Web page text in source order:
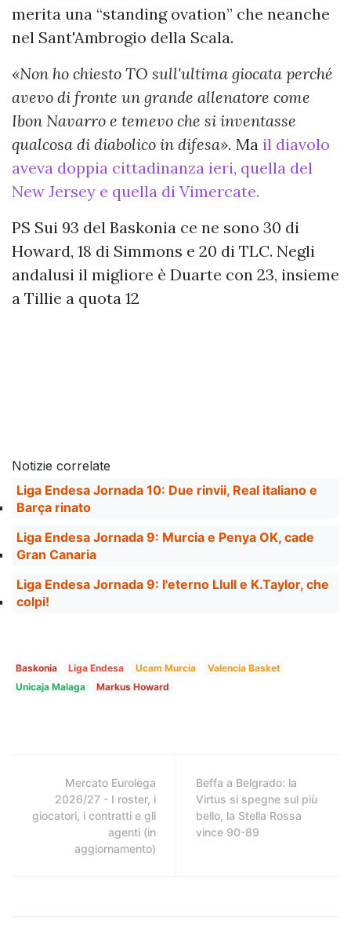
merita una “standing ovation” che neanche
nel Sant'Ambrogio della Scala.
«Non ho chiesto TO sull'ultima giocata perché
avevo di fronte un grande allenatore come
Ibon Navarro e temevo che si inventasse
qualcosa di diabolico in difesa». Ma il diavolo
aveva doppia cittadinanza ieri, quella del
New Jersey e quella di Vimercate.
PS Sui 93 del Baskonia ce ne sono 30 di
Howard, 18 di Simmons e 20 di TLC. Negli
andalusi il migliore è Duarte con 23, insieme
a Tillie a quota 12
Notizie correlate
Liga Endesa Jornada 10: Due rinvii, Real italiano e
Barça rinato
Liga Endesa Jornada 9: Murcia e Penya OK, cade
Gran Canaria
Liga Endesa Jornada 9: l'eterno Llull e K.Taylor, che
colpi!
Baskonia Liga Endesa Ucam Murcia
Valencia Basket
Unicaja Malaga
Markus Howard
Mercato Eurolega
2026/27 - I roster, i
giocatori, i contratti e gli
agenti (in
aggiornamento)
Beffa a Belgrado: la
Virtus si spegne sul più
bello, la Stella Rossa
vince 90-89